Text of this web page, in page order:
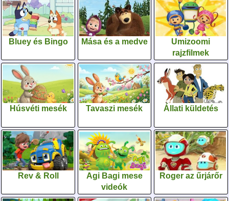
Bluey és Bingo Mása és a medve
Umizoomi
rajzfilmek
Húsvéti mesék Tavaszi mesék Állati küldetés
Rev & Roll
Agi Bagi mese
videók
Roger az űrjárőr